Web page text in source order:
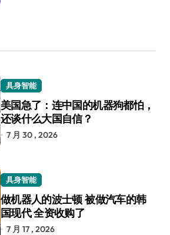
具身智能
美国急了：连中国的机器狗都怕，
还谈什么大国自信？
7 月 30 , 2026
具身智能
做机器人的波士顿 被做汽车的韩
国现代 全资收购了
7 月 17 , 2026